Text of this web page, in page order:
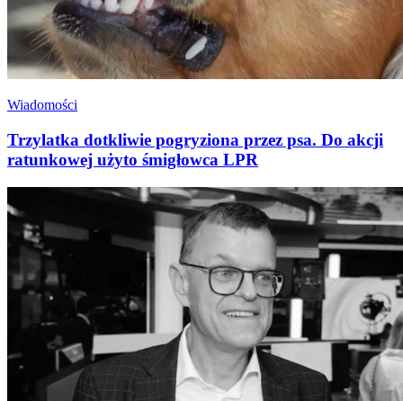
Wiadomości
Trzylatka dotkliwie pogryziona przez psa. Do akcji
ratunkowej użyto śmigłowca LPR